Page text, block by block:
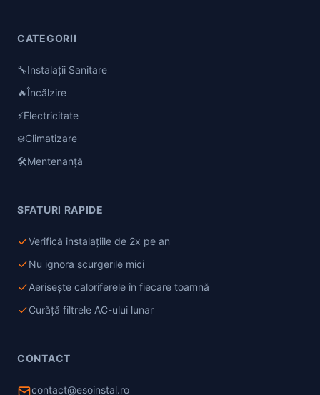
CATEGORII
🔧Instalații Sanitare
🔥Încălzire
⚡Electricitate
❄️Climatizare
🛠️Mentenanță
SFATURI RAPIDE
Verifică instalațiile de 2x pe an
Nu ignora scurgerile mici
Aerisește caloriferele în fiecare toamnă
Curăță filtrele AC-ului lunar
CONTACT
contact@esoinstal.ro